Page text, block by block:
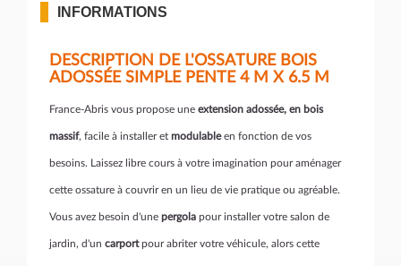
INFORMATIONS
DESCRIPTION DE L'OSSATURE BOIS
ADOSSÉE SIMPLE PENTE 4 M X 6.5 M
France-Abris vous propose une extension adossée, en bois
massif, facile à installer et modulableen fonction de vos
besoins. Laissez libre cours à votre imagination pour aménager
cette ossature à couvrir en un lieu de vie pratique ou agréable.
Vous avez besoin d'une pergola pour installer votre salon de
jardin, d'un carportpour abriter votre véhicule, alors cette